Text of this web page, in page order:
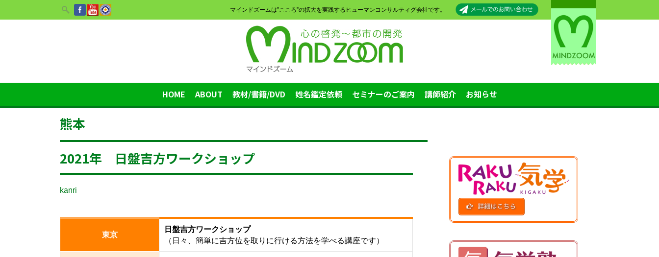
マインドズームは”こころ”の拡大を実践するヒューマンコンサルティグ会社です。
HOME ABOUT 教材/書籍/DVD 姓名鑑定依頼 セミナーのご案内 講師紹介 お知らせ
熊本
2021年 日盤吉方ワークショップ
kanri
東京
日盤吉方ワークショップ
（日々、簡単に吉方位を取りに行ける方法を学べる講座です）